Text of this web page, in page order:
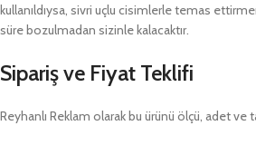
kullanıldıysa, sivri uçlu cisimlerle temas
süre bozulmadan sizinle kalacaktır.
Sipariş ve Fiyat Teklifi
Reyhanlı Reklam olarak bu ürünü ölçü, adet ve